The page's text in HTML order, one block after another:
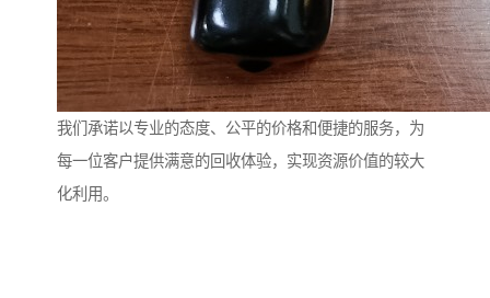
我们承诺以专业的态度、公平的价格和便捷的服务，为
每一位客户提供满意的回收体验，实现资源价值的较大
化利用。